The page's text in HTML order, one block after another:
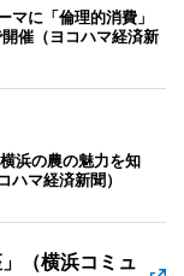
マに「倫理的消費」
催（ヨコハマ経済新
浜の農の魅力を知
ハマ経済新聞）
（横浜コミュ